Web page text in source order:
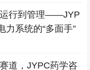
运行到管理——JYP
力系统的“多面手”
道，JYPC药学咨